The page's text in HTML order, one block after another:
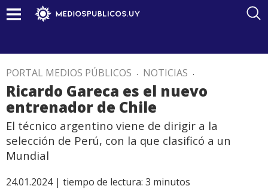
PORTAL MEDIOS PÚBLICOS . NOTICIAS .
Ricardo Gareca es el nuevo
entrenador de Chile
El técnico argentino viene de dirigir a la
selección de Perú, con la que clasificó a un
Mundial
24.01.2024 | tiempo de lectura: 3 minutos